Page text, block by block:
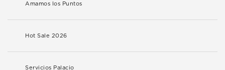
Amamos los Puntos
Hot Sale 2026
Servicios Palacio